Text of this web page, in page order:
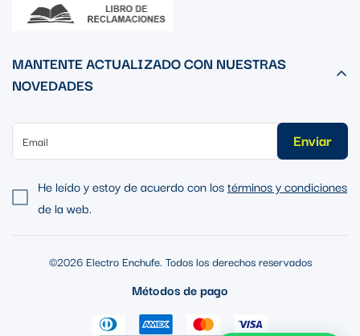
MANTENTE ACTUALIZADO CON NUESTRAS
NOVEDADES
Enviar
He leído y estoy de acuerdo con lostérminos y condiciones
de la web.
©2026 Electro Enchufe. Todos los derechos reservados
Métodos de pago